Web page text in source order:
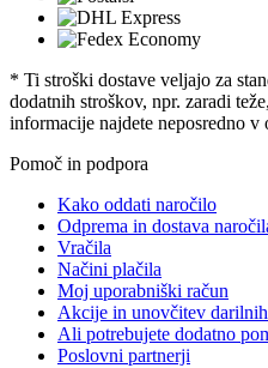
* Ti stroški dostave veljajo za
dodatnih stroškov, npr. zaradi
informacije najdete neposredno v
Pomoč in podpora
Kako oddati naročilo
Odprema in dostava
Vračila
Načini plačila
Moj uporabniški račun
Akcije in unovčitev
Ali potrebujete dodatno
Poslovni partnerji